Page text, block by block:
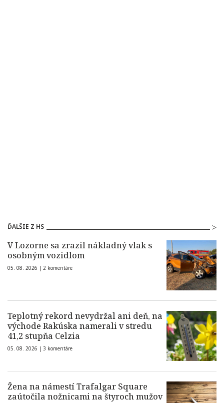
ĎALŠIE Z HS
V Lozorne sa zrazil nákladný vlak s
osobným vozidlom
05. 08. 2026 | 2 komentáre
Teplotný rekord nevydržal ani deň, na
východe Rakúska namerali v stredu
41,2 stupňa Celzia
05. 08. 2026 | 3 komentáre
Žena na námestí Trafalgar Square
zaútočila nožnicami na štyroch mužov